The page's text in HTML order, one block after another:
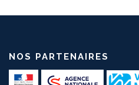
NOS PARTENAIRES